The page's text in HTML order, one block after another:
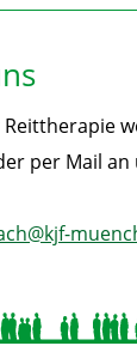
per Mail an